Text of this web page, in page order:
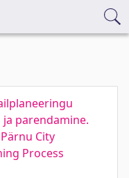
parendamine.
City
Process